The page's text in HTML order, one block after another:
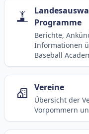
Programme
Berichte,
Informationen
Baseball
Vereine
Übersicht der
Vorpommern